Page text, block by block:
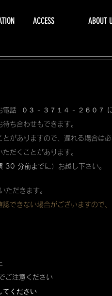
ACCESS ABOUT
電話 ０３ - ３７１４ - ２６０７
ち合わせもできます。
がありますので、遅れる場合は
だくことがあります。
30 分前までに）お越し下さい。
ただきます。
できない場合がございますので、
ご注意ください
てください